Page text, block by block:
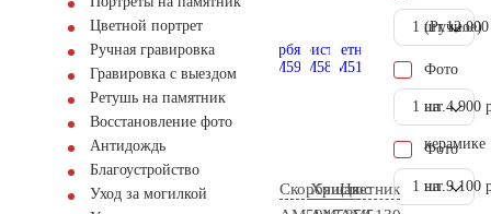
Цветной портрет
Ручная гравировка
Гравировка с выездом
Ретушь на памятник
Восстановление фото
Антидождь
Благоустройство
Уход за могилкой
Скорбящая
ХристосЦветник
(Ручное)
1 шт.
Фото
на
керамике
1 шт. 4.900
Фото
на
1 шт. 9.100